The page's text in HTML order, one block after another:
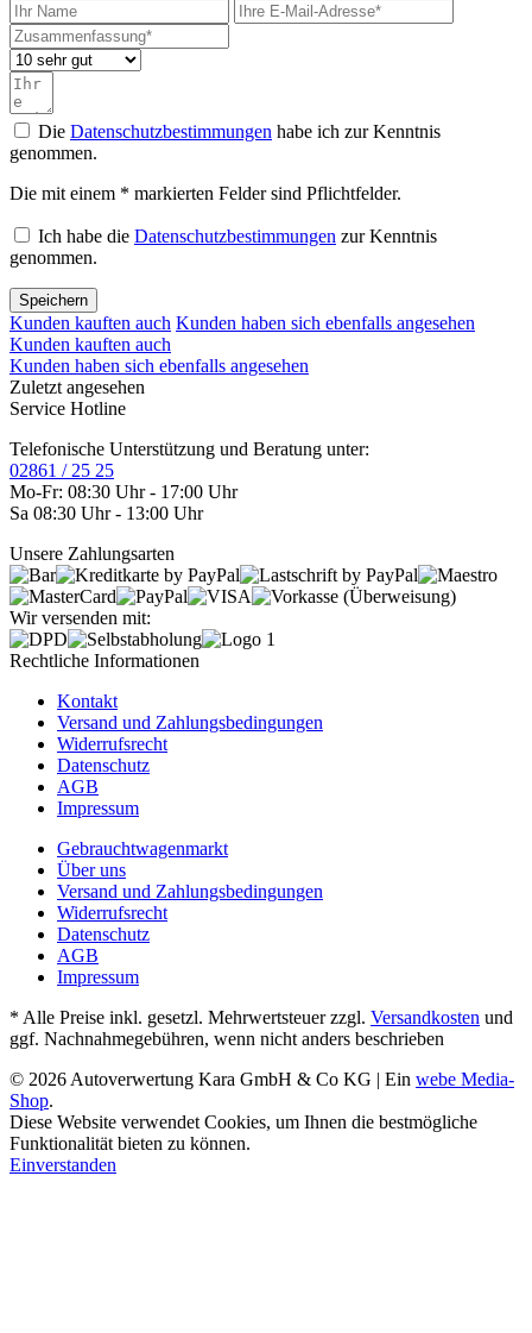
Die Datenschutzbestimmungen habe ich zur Kenntnis
genommen.
Die mit einem * markierten Felder sind Pflichtfelder.
Ich habe die Datenschutzbestimmungen zur Kenntnis
genommen.
Speichern
Kunden kauften auch Kunden haben sich ebenfalls angesehen
Kunden kauften auch
Kunden haben sich ebenfalls angesehen
Zuletzt angesehen
Service Hotline
Telefonische Unterstützung und Beratung unter:
02861 / 25 25
Mo-Fr: 08:30 Uhr - 17:00 Uhr
Sa 08:30 Uhr - 13:00 Uhr
Unsere Zahlungsarten
Wir versenden mit:
Rechtliche Informationen
Kontakt
Versand und Zahlungsbedingungen
Widerrufsrecht
Datenschutz
AGB
Impressum
Gebrauchtwagenmarkt
Über uns
Versand und Zahlungsbedingungen
Widerrufsrecht
Datenschutz
AGB
Impressum
* Alle Preise inkl. gesetzl. Mehrwertsteuer zzgl. Versandkosten und
ggf. Nachnahmegebühren, wenn nicht anders beschrieben
© 2026 Autoverwertung Kara GmbH & Co KG | Ein webe Media-
Shop.
Diese Website verwendet Cookies, um Ihnen die bestmögliche
Funktionalität bieten zu können.
Einverstanden